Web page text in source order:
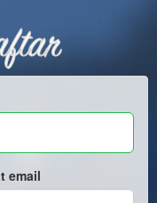
email